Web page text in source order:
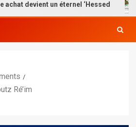
devient un éternel ‘Hessed
Ré’im